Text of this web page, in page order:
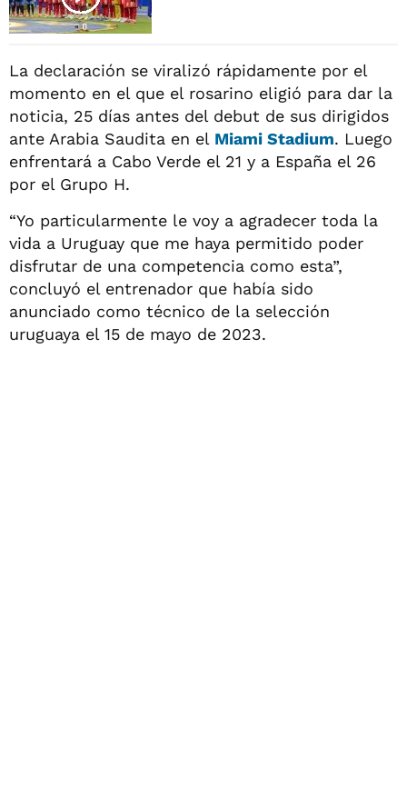
La declaración se viralizó rápidamente por el
momento en el que el rosarino eligió para dar la
noticia, 25 días antes del debut de sus dirigidos
ante Arabia Saudita en el Miami Stadium. Luego
enfrentará a Cabo Verde el 21 y a España el 26
por el Grupo H.
“Yo particularmente le voy a agradecer toda la
vida a Uruguay que me haya permitido poder
disfrutar de una competencia como esta”,
concluyó el entrenador que había sido
anunciado como técnico de la selección
uruguaya el 15 de mayo de 2023.